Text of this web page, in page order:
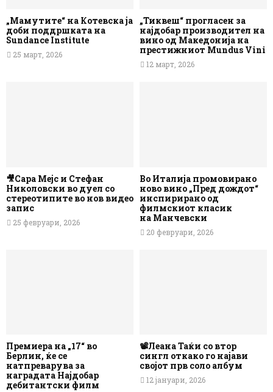
„Мамутите“ на Котевска ја
доби поддршката на
Sundance Institute
25 март, 2026
„Тиквеш“ прогласен за
најдобар производител на
вино од Македонија на
престижниот Mundus Vini
12 март, 2026
🎥Сара Мејс и Стефан
Николовски во дуел со
стереотипите во нов видео
запис
25 февруари, 2026
Во Италија промовирано
ново вино „Пред дождот“
инспирирано од
филмскиот класик
на Манчевски
20 февруари, 2026
Премиера на „17“ во
Берлин, ќе се
натпреварува за
наградата Најдобар
дебитантски филм
📽️Леана Таќи со втор
сингл откако го најави
својот прв соло албум
12 јануари, 2026